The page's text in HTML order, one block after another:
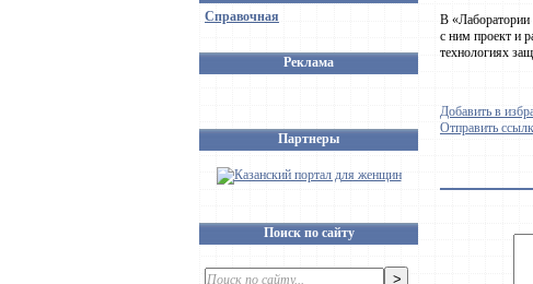
Справочная
Реклама
Партнеры
Поиск по сайту
В «Лаборатории
с ним проект и
технологиях
Добавить в
Отправить